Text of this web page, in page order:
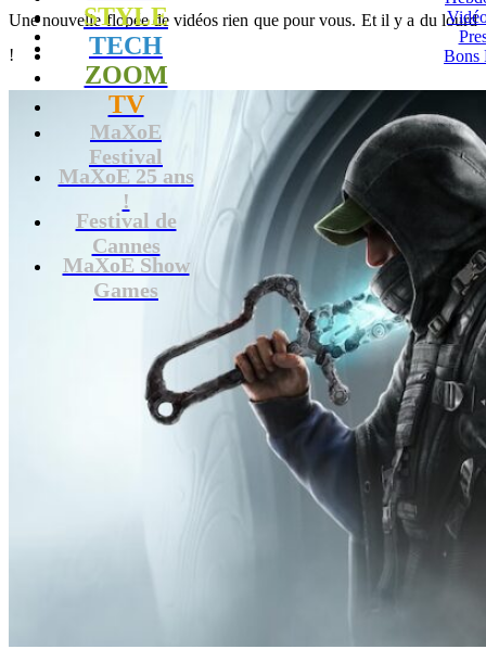
STYLE
TECH
ZOOM
TV
MaXoE
Festival
MaXoE 25 ans
!
Festival de
Cannes
MaXoE Show
Games
Bons
Une nouvelle flopée de vidéos rien que pour vous. Et il y a du lourd
!